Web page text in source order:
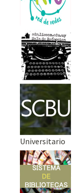
Universitario